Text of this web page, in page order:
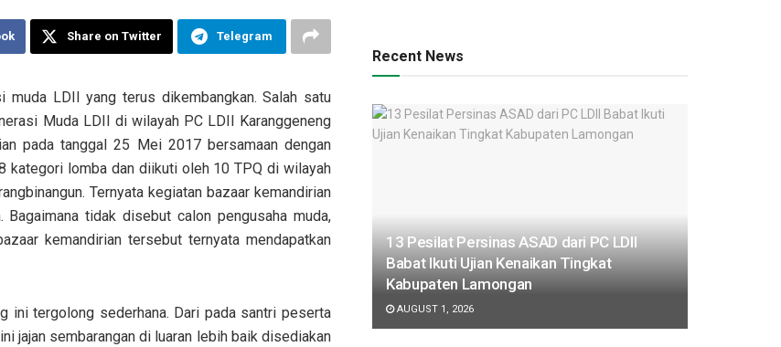
Share on Twitter Telegram
LDII yang terus dikembangkan. Salah satu
Muda LDII di wilayah PC LDII Karanggeneng
pada tanggal 25 Mei 2017 bersamaan dengan
kategori lomba dan diikuti oleh 10 TPQ di wilayah
Ternyata kegiatan bazaar kemandirian
Bagaimana tidak disebut calon pengusaha muda,
kemandirian tersebut ternyata mendapatkan
ini tergolong sederhana. Dari pada santri peserta
jajan sembarangan di luaran lebih baik disediakan
Recent News
13 Pesilat Persinas ASAD dari PC LDII
Babat Ikuti Ujian Kenaikan Tingkat
Kabupaten Lamongan
AUGUST 1, 2026